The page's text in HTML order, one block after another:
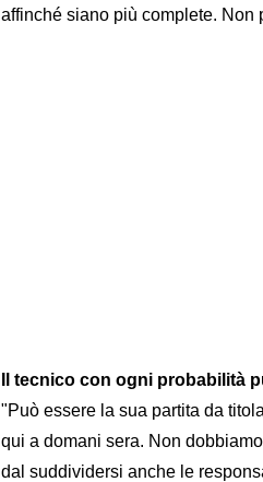
affinché siano più complete. Non
Il tecnico con ogni probabilità
"Può essere la sua partita da
qui a domani sera. Non
dal suddividersi anche le